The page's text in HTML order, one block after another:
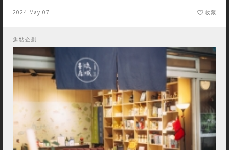
2024 May 07 收藏
焦點企劃